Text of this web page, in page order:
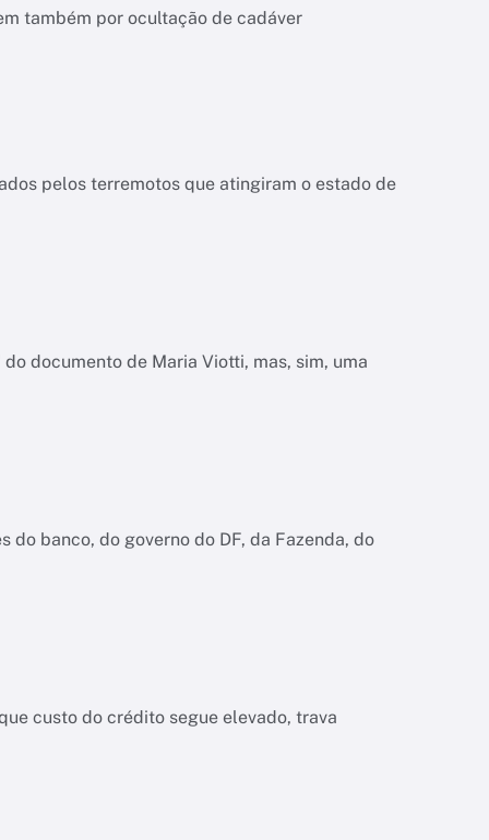
também por ocultação de cadáver
pelos terremotos que atingiram o estado de
documento de Maria Viotti, mas, sim, uma
banco, do governo do DF, da Fazenda, do
custo do crédito segue elevado, trava